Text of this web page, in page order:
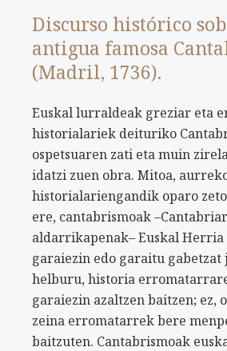
Discurso histórico
antigua famosa
(Madril, 1736).
Euskal lurraldeak greziar eta
historialariek deituriko
ospetsuaren zati eta muin
idatzi zuen obra. Mitoa,
historialariengandik oparo
ere, cantabrismoak
aldarrikapenak– Euskal
garaiezin edo garaitu gabetzat
helburu, historia
garaiezin azaltzen baitzen; ez,
zeina erromatarrek bere
baitzuten. Cantabrismoak